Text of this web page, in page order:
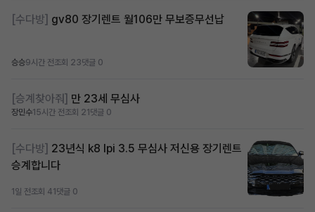
[수다방] gv80 장기렌트 월106만 무보증무선납
승승9시간 전조회 23댓글 0
[승계찾아줘] 만 23세 무심사
장민수15시간 전조회 21 댓글 0
[수다방] 23년식 k8 lpi 3.5 무심사 저신용 장기렌트
승계합니다
1일 전조회 41 댓글 0